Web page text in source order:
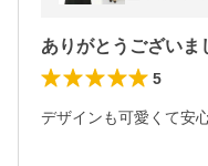
ありがとうございま
5
デザインも可愛くて安